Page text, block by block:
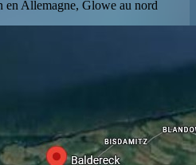
en Allemagne, Glowe au nord